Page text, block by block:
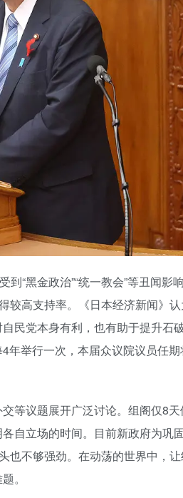
到“黑金政治”“统一教会”等丑闻影
较高支持率。《日本经济新闻》
民党本身有利，也有助于提升石
举行一次，本届众议院议员任期
等议题展开广泛讨论。组阁仅8
自立场的时间。目前新政府为巩
不够强劲。在动荡的世界中，让
。